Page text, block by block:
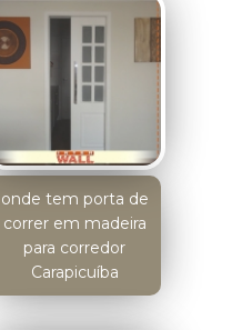
onde tem porta de
correr em madeira
para corredor
Carapicuíba